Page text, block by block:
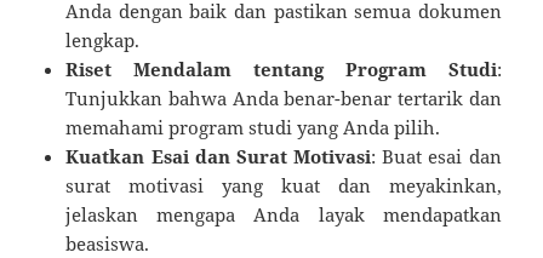
Anda dengan baik dan pastikan semua dokumen
lengkap.
Riset Mendalam tentang Program Studi:
Tunjukkan bahwa Anda benar-benar tertarik dan
memahami program studi yang Anda pilih.
Kuatkan Esai dan Surat Motivasi: Buat esai dan
surat motivasi yang kuat dan meyakinkan,
jelaskan mengapa Anda layak mendapatkan
beasiswa.